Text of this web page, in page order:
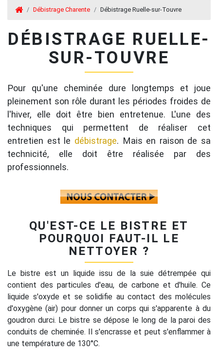
Débistrage Charente Débistrage Ruelle-sur-Touvre
DÉBISTRAGE RUELLE-
SUR-TOUVRE
Pour qu'une cheminée dure longtemps et joue
pleinement son rôle durant les périodes froides de
l'hiver, elle doit être bien entretenue. L'une des
techniques qui permettent de réaliser cet
entretien est le débistrage. Mais en raison de sa
technicité, elle doit être réalisée par des
professionnels.
QU'EST-CE LE BISTRE ET
POURQUOI FAUT-IL LE
NETTOYER ?
Le bistre est un liquide issu de la suie détrempée qui
contient des particules d'eau, de carbone et d'huile. Ce
liquide s'oxyde et se solidifie au contact des molécules
d'oxygène (air) pour donner un corps qui s'apparente à du
goudron durci. Le bistre se dépose le long de la paroi des
conduits de cheminée. Il s'encrasse et peut s'enflammer à
une température de 130°C.